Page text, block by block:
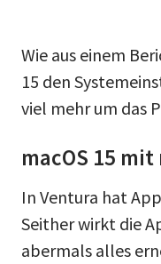
Wie aus einem
15 den
viel mehr um das
macOS 15
In Ventura hat
Seither wirkt die
abermals alles